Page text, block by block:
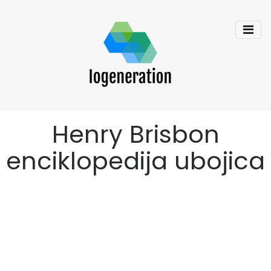
Henry Brisbon
enciklopedija ubojica